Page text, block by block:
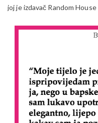
joj je izdavač Random